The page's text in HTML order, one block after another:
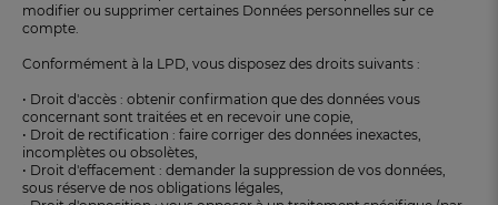
modifier ou supprimer certaines Données personnelles sur ce
compte.
Conformément à la LPD, vous disposez des droits suivants :
• Droit d'accès : obtenir confirmation que des données vous
concernant sont traitées et en recevoir une copie,
• Droit de rectification : faire corriger des données inexactes,
incomplètes ou obsolètes,
• Droit d'effacement : demander la suppression de vos données,
sous réserve de nos obligations légales,